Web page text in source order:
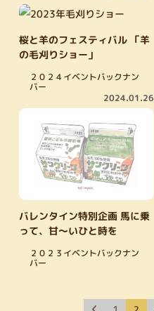
桜と羊のフェスティバル 「羊
の毛刈りショー」
２０２４イベントバックナン
バー
2024.01.26
バレンタイン特別企画 馬に乗
って、甘～いひと時を
２０２３イベントバックナン
バー